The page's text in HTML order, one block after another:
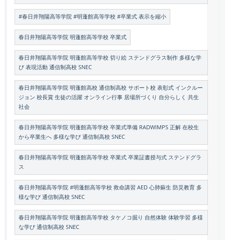
#春日井翔陽高等学院 #明蓬館高等学校 #卒業式 表示を縮小
春日井翔陽高等学院 明蓬館高等学校 卒業式
春日井翔陽高等学院 明蓬館高等学校 切り絵 ステンドグラス制作 多様な学
び 表現活動 通信制高校 SNEC
春日井翔陽高等学院 明蓬館高校 通信制高校 サポート校 表彰式 インクルー
ジョン 校長賞 生徒の活躍 オンライン行事 居場所づくり 自分らしく 共生
社会
春日井翔陽高等学院 明蓬館高等学校 卒業式準備 RADWIMPS 正解 在校生
から卒業生へ 多様な学び 通信制高校 SNEC
春日井翔陽高等学院 明蓬館高等学校 卒業式 卒業証書授与式 ステンドグラ
ス
春日井翔陽高等学院 #明蓬館高等学校 救命講習 AED 心肺蘇生 防災教育 多
様な学び 通信制高校 SNEC
春日井翔陽高等学院 明蓬館高等学校 タケノコ掘り 自然体験 体験学習 多様
な学び 通信制高校 SNEC